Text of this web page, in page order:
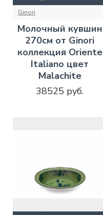
Ginori
Молочный кувшин
270см от Ginori
коллекция Oriente
Italiano цвет
Malachite
38525 руб.